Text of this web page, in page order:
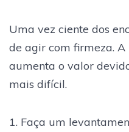
Uma vez ciente dos
de agir com firmeza. A
aumenta o valor
mais difícil.
1. Faça um